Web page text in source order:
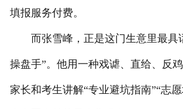
填报服务付费。
而张雪峰，正是这门生意里最具
操盘手”。他用一种戏谑、直给、反
家长和考生讲解“专业避坑指南”“志